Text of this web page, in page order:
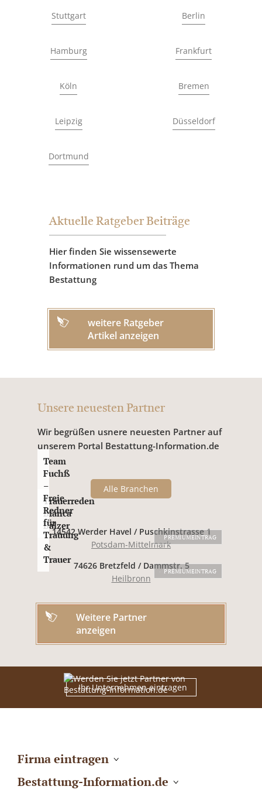
Stuttgart Berlin
Hamburg Frankfurt
Köln Bremen
Leipzig Düsseldorf
Dortmund
Aktuelle Ratgeber Beiträge
Hier finden Sie wissensewerte
Informationen rund um das Thema
Bestattung
weitere Ratgeber
Artikel anzeigen
Unsere neuesten Partner
Wir begrüßen usnere neuesten Partner auf
unserem Portal Bestattung-Information.de
Alle Branchen
PREMIUMEINTRAG
Trauerreden
Bianca
Balzer
14542 Werder Havel / Puschkinstrasse 1
Potsdam-Mittelmark
PREMIUMEINTRAG
Team
Fuchß
–
Freie
Redner
für
Trauung
&
Trauer
74626 Bretzfeld / Dammstr. 5
Heilbronn
Weitere Partner
anzeigen
Ihr Unternehmen eintragen
Firma eintragen
Bestattung-Information.de